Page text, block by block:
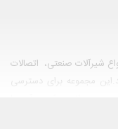
شیرآلات صنعتی، اتصالات
مجموعه برای دسترسی
در این وب سایت تمامی